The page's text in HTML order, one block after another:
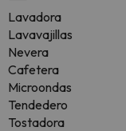
Lavadora
Lavavajillas
Nevera
Cafetera
Microondas
Tendedero
Tostadora